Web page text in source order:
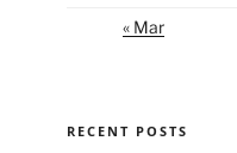
« Mar
RECENT POSTS